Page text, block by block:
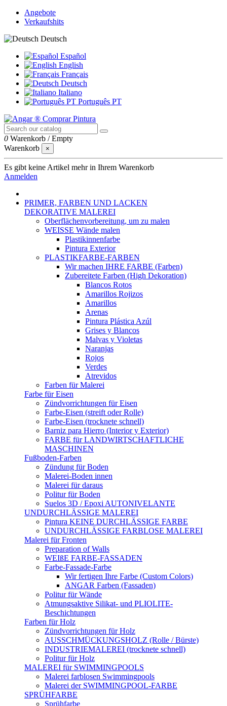
Angebote
Verkaufshits
Deutsch
Español
English
Français
Deutsch
Italiano
Português PT
0 Warenkorb /Empty
Warenkorb
×
Es gibt keine Artikel mehr in Ihrem Warenkorb
Anmelden
PRIMER, FARBEN UND LACKEN
DEKORATIVE MALEREI
Oberflächenvorbereitung, um zu malen
WEISSE Wände malen
Plastikinnenfarbe
Pintura Exterior
PLASTIKFARBE-FARBEN
Wir machen IHRE FARBE (Farben)
Zubereitete Farben (High Dekoration)
Blancos Rotos
Amarillos Rojizos
Amarillos
Arenas
Pintura Plástica Azúl
Grises y Blancos
Malvas y Violetas
Naranjas
Rojos
Verdes
Atrevidos
Farben für Malerei
Farbe für Eisen
Zündvorrichtungen für Eisen
Farbe-Eisen (streift oder Rolle)
Farbe-Eisen (trocknete schnell)
Barniz para Hierro (Interior y Exterior)
FARBE für LANDWIRTSCHAFTLICHE
MASCHINEN
Fußboden-Farben
Zündung für Boden
Malerei-Boden innen
Malerei für daraus
Politur für Boden
Suelos 3D / Epoxi AUTONIVELANTE
UNDURCHLÄSSIGE MALEREI
Pintura KEINE DURCHLÄSSIGE FARBE
UNDURCHLÄSSIGE FARBLOSE MALEREI
Malerei für Fronten
Preparation of Walls
WEIßE FARBE-FASSADEN
Farbe-Fassade-Farbe
Wir fertigen Ihre Farbe (Custom Colors)
ANGAR Farben (Fassaden)
Politur für Wände
Atmungsaktive Silikat- und PLIOLITE-
Beschichtungen
Farben für Holz
Zündvorrichtungen für Holz
AUSSCHMÜCKUNGSHOLZ (Rolle / Bürste)
INDUSTRIEMALEREI (trocknete schnell)
Politur für Holz
MALEREI für SWIMMINGPOOLS
Malerei farblosen Swimmingpools
Malerei der SWIMMINGPOOL-FARBE
SPRÜHFARBE
Sprühfarbe